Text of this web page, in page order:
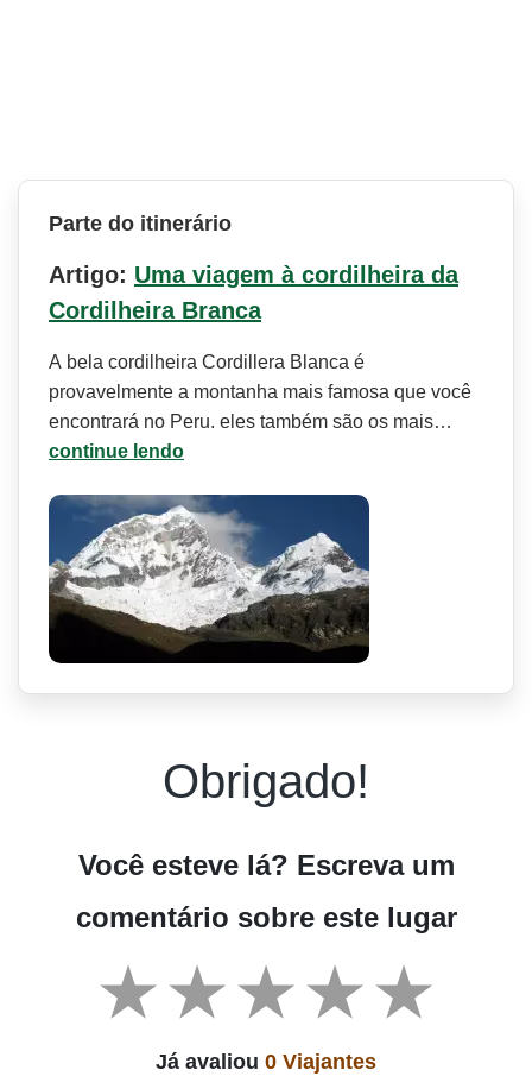
Parte do itinerário
Artigo: Uma viagem à cordilheira da
Cordilheira Branca
A bela cordilheira Cordillera Blanca é
provavelmente a montanha mais famosa que você
encontrará no Peru. eles também são os mais…
continue lendo
Obrigado!
Você esteve lá? Escreva um
comentário sobre este lugar
Já avaliou 0 Viajantes